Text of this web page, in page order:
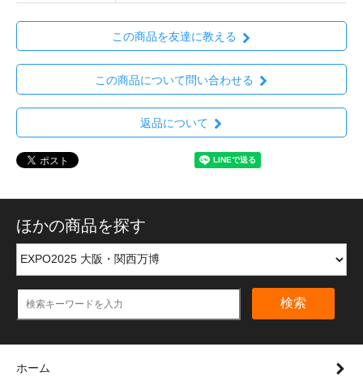
この商品を友達に教える
この商品について問い合わせる
返品について
ほかの商品を探す
検索
ホーム